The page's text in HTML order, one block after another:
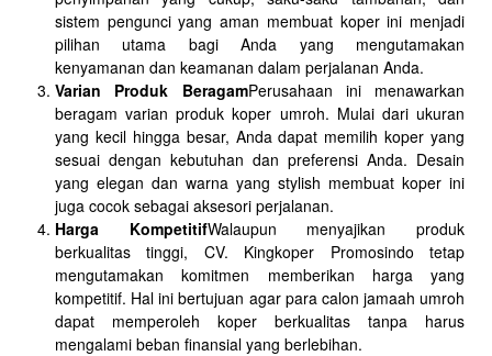
sistem pengunci yang aman membuat koper ini menjadi
pilihan utama bagi Anda yang mengutamakan
kenyamanan dan keamanan dalam perjalanan Anda.
Varian Produk BeragamPerusahaan ini menawarkan
beragam varian produk koper umroh. Mulai dari ukuran
yang kecil hingga besar, Anda dapat memilih koper yang
sesuai dengan kebutuhan dan preferensi Anda. Desain
yang elegan dan warna yang stylish membuat koper ini
juga cocok sebagai aksesori perjalanan.
Harga KompetitifWalaupun menyajikan produk
berkualitas tinggi, CV. Kingkoper Promosindo tetap
mengutamakan komitmen memberikan harga yang
kompetitif. Hal ini bertujuan agar para calon jamaah umroh
dapat memperoleh koper berkualitas tanpa harus
mengalami beban finansial yang berlebihan.